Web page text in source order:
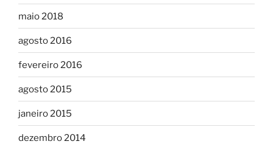
maio 2018
agosto 2016
fevereiro 2016
agosto 2015
janeiro 2015
dezembro 2014